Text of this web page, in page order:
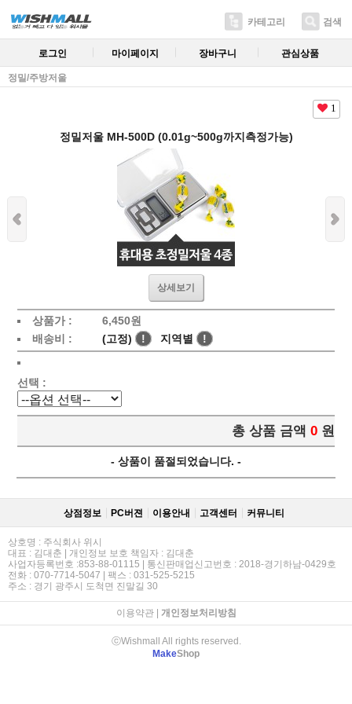
카테고리 검색
로그인 마이페이지 장바구니 관심상품
정밀/주방저울
1
정밀저울 MH-500D (0.01g~500g까지측정가능)
상세보기
상품가 :
6,450원
배송비 :
(고정) ! 지역별 !
선택 :
총 상품 금액 0 원
- 상품이 품절되었습니다. -
상점정보 PC버젼 이용안내 고객센터 커뮤니티
상호명 : 주식회사 위시
대표 : 김대춘 | 개인정보 보호 책임자 : 김대춘
사업자등록번호 :853-88-01115 | 통신판매업신고번호 : 2018-경기하남-0429호
전화 : 070-7714-5047 | 팩스 : 031-525-5215
주소 : 경기 광주시 도척면 진말길 30
이용약관| 개인정보처리방침
ⓒWishmall All rights reserved.
MakeShop